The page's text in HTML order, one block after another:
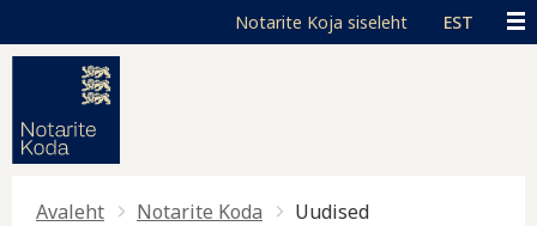
EST
Avaleht Notarite Koda Uudised